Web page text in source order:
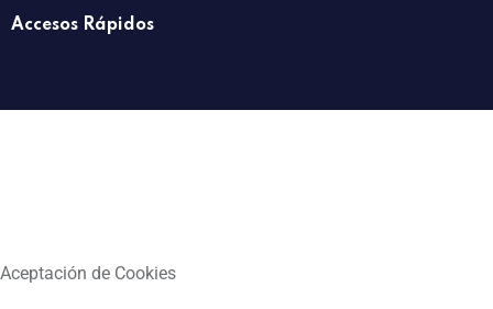
Accesos Rápidos
Aceptación de Cookies